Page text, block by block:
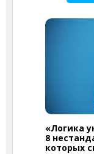
«Логика
8
которых